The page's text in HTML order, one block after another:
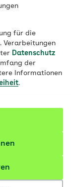
für die
Verarbeitungen
Datenschutz
der
Informationen
.